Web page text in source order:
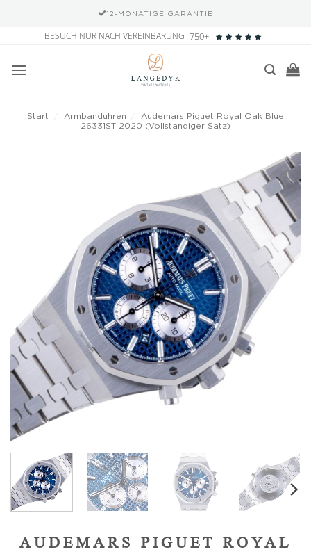
12-MONATIGE GARANTIE
springen
BESUCH NUR NACH VEREINBARUNG 750+
Start Armbanduhren
Audemars Piguet Royal Oak Blue
26331ST 2020 (Vollständiger Satz)
Add to
wishlist
AUDEMARS PIGUET ROYAL